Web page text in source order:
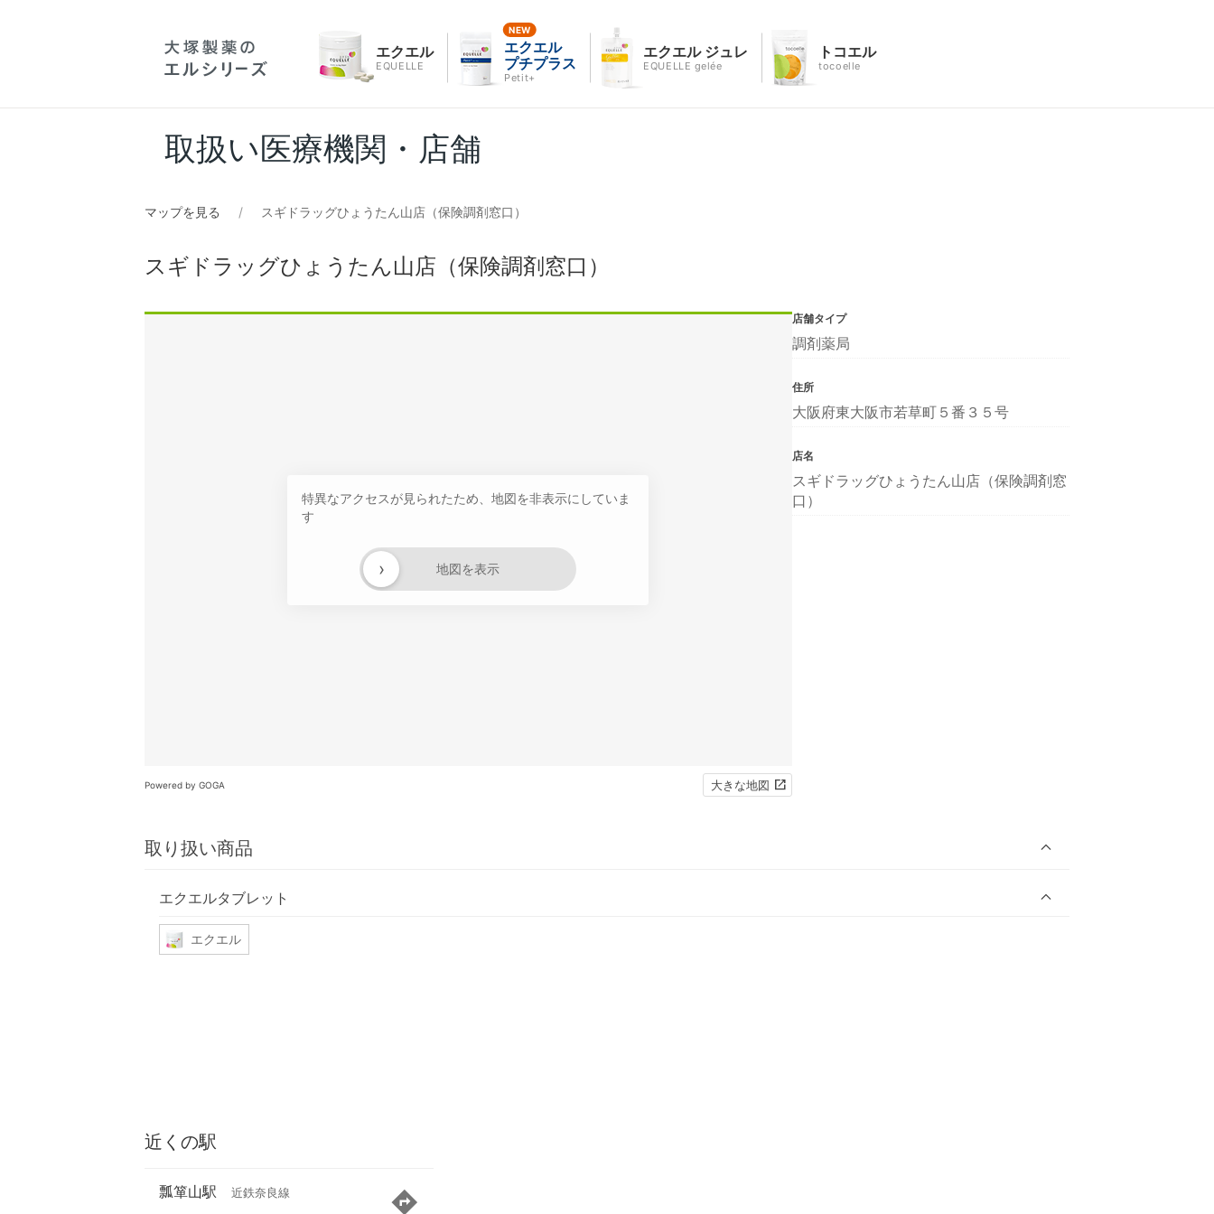
エクエル
EQUELLE
エクエル
プチプラス
Petit+
エクエル ジュレ
EQUELLE gelée
トコエル
tocoelle
取扱い医療機関・店舗
マップを見る スギドラッグひょうたん山店（保険調剤窓口）
スギドラッグひょうたん山店（保険調剤窓口）
特異なアクセスが見られたため、地図を非表示にしていま
す
地図を表示
›
Powered by GOGA 大きな地図
取り扱い商品
エクエルタブレット
エクエル
店舗タイプ
調剤薬局
住所
大阪府東大阪市若草町５番３５号
店名
スギドラッグひょうたん山店（保険調剤窓
口）
近くの駅
瓢箪山駅 近鉄奈良線